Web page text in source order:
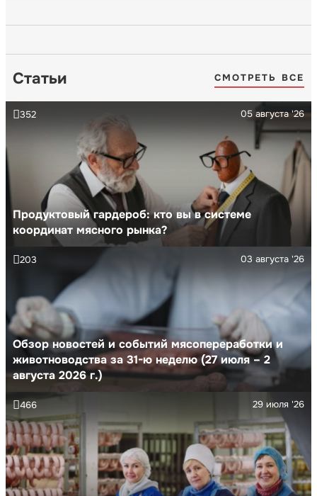
Статьи СМОТРЕТЬ ВСЕ
Продуктовый гардероб: кто вы в системе
координат мясного рынка?
05 августа '26
352
Обзор новостей и событий мясопереработки и
животноводства за 31-ю неделю (27 июля – 2
августа 2026 г.)
03 августа '26
203
29 июля '26
466